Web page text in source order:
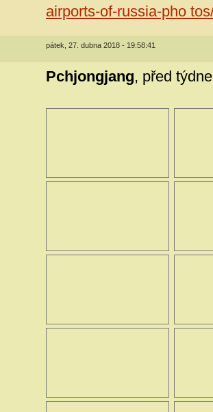
airports-of-russia-pho
pátek, 27. dubna 2018 - 19:58:41
Pchjongjang, před